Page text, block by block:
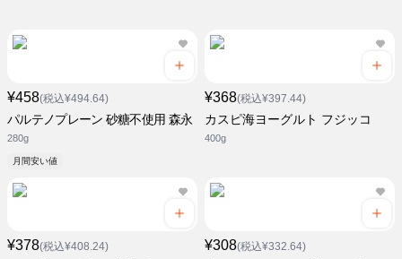
¥458(税込¥494.64)
パルテノプレーン 砂糖不使用 森永
280g
月間安い値
¥368(税込¥397.44)
カスピ海ヨーグルト フジッコ
400g
¥378(税込¥408.24) ¥308(税込¥332.64)